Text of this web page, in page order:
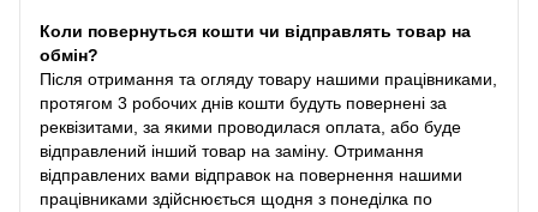
Коли повернуться кошти чи відправлять товар на
обмін?
Після отримання та огляду товару нашими працівниками,
протягом 3 робочих днів кошти будуть повернені за
реквізитами, за якими проводилася оплата, або буде
відправлений інший товар на заміну. Отримання
відправлених вами відправок на повернення нашими
працівниками здійснюється щодня з понеділка по